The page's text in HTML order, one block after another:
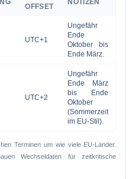
OFFSET
NOTIZEN
UTC+1
Ungefähr
Ende
Oktober bis
Ende März.
UTC+2
Ungefähr
Ende März
bis Ende
Oktober
(Sommerzeit
im EU-Stil).
Terminen um wie viele EU-Länder.
Wechseldaten für zeitkritische